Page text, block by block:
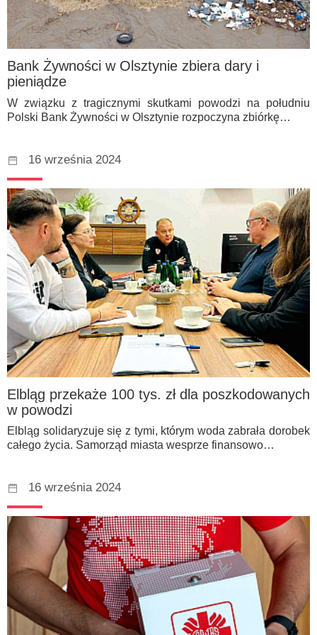
Bank Żywności w Olsztynie zbiera dary i
pieniądze
W związku z tragicznymi skutkami powodzi na południu
Polski Bank Żywności w Olsztynie rozpoczyna zbiórkę…
16 września 2024
Elbląg przekaże 100 tys. zł dla poszkodowanych
w powodzi
Elbląg solidaryzuje się z tymi, którym woda zabrała dorobek
całego życia. Samorząd miasta wesprze finansowo…
16 września 2024